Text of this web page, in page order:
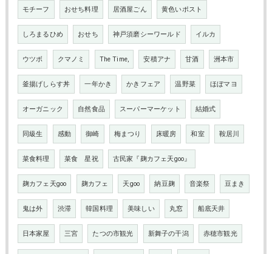
モチーフ おせち料理 居酒屋ごん 黄色いポスト
しろまるひめ おせち 神戸須磨シーワールド イルカ
ウツボ クマノミ The Time, 安積アナ 甘酒 洲本市
釜揚げしらす丼 一年かき かきフェア 温野菜 ほぼマヨ
オーガニック 自然食品 スーパーマーケット 結婚式
同級生 感動 御崎 梅まつり 床暖房 和室 鞍居川
菜食料理 菜食 星祝 古民家『麹カフェ天goo』
麹カフェ天goo 麹カフェ 天goo 納豆麹 音楽祭 豆まき
鬼は外 渋滞 韓国料理 美味しい 丸窓 船底天井
日本家屋 三宮 たつの市観光 新舞子の干潟 赤穂市観光